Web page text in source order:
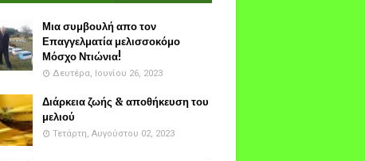
Μια συμβουλή απο τον
Επαγγελματία μελισσοκόμο
Μόσχο Ντιώνια!
Δευτέρα, Ιουνίου 26, 2023
Διάρκεια ζωής & αποθήκευση του
μελιού
Τετάρτη, Αυγούστου 02, 2023